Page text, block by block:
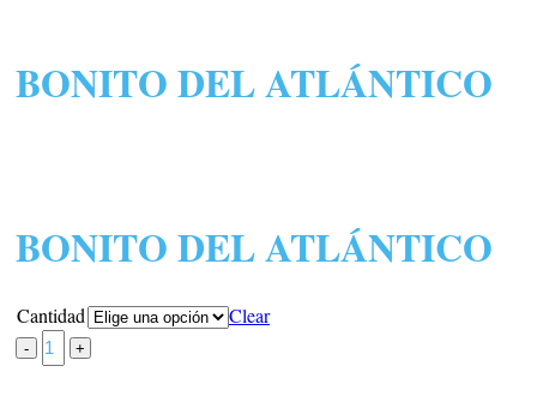
BONITO DEL ATLÁNTICO
BONITO DEL ATLÁNTICO
Cantidad Clear